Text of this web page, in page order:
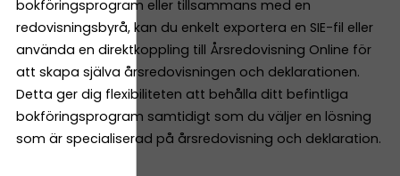
bokföringsprogram eller tillsammans med en
redovisningsbyrå, kan du enkelt exportera en SIE-fil eller
använda en direktkoppling till Årsredovisning Online för
att skapa själva årsredovisningen och deklarationen.
Detta ger dig flexibiliteten att behålla ditt befintliga
bokföringsprogram samtidigt som du väljer en lösning
som är specialiserad på årsredovisning och deklaration.